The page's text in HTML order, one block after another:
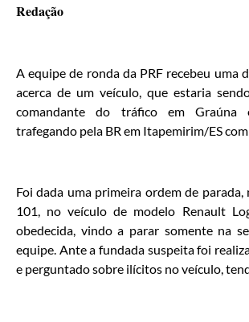
Redação
A equipe de ronda da PRF recebeu uma
acerca de um veículo, que estaria
comandante do tráfico em Graúna
trafegando pela BR em Itapemirim/ES com
Foi dada uma primeira ordem de parada,
101, no veículo de modelo Renault
obedecida, vindo a parar somente na
equipe. Ante a fundada suspeita foi
e perguntado sobre ilícitos no veículo,